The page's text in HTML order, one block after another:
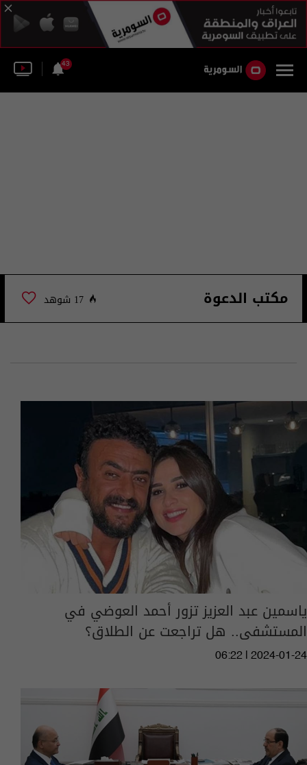
43
مكتب الدعوة 17 شوهد
ياسمين عبد العزيز تزور أحمد العوضي في
المستشفى.. هل تراجعت عن الطلاق؟
06:22 | 2024-01-24